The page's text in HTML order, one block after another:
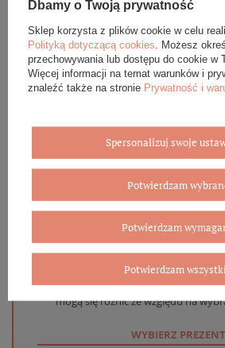
OPINIE (0)
GWARANCJA
Eleganckie
Biżuterię i zegarki zakupione w
BOVEM otrzymasz jako gotowy do
każdego zamówienia dołączamy
ekologicznej oraz elegancką
mogą się różnić ze względu na
WYBIERZ PREZENT
Dbamy o Twoją prywatność
Sklep korzysta z plików cookie w celu
Polityką dotyczącą cookies . Możesz
przechowywania lub dostępu do cookie w
Więcej informacji na temat warunków i
znaleźć także na stronie Prywatność i
Spersonalizuj swoje
Potwierdzam
Potwierdzam
Potwierdzam